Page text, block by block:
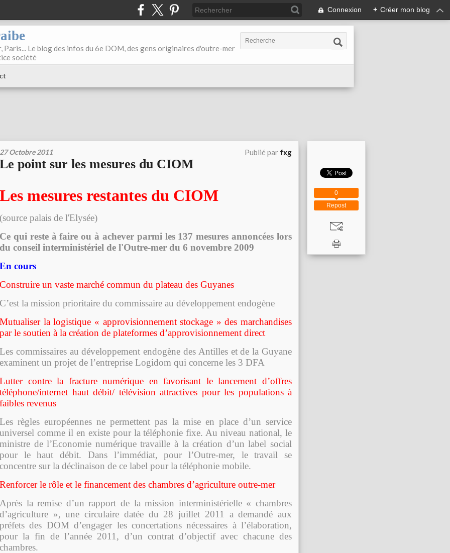
Connexion + Créer mon blog
Paris... Le blog des infos du 6e DOM, des gens originaires d'outre-mer
société
27 Octobre 2011 Publié par fxg
Le point sur les mesures du CIOM
Les mesures restantes du CIOM
(source palais de l'Elysée)
Ce qui reste à faire ou à achever parmi les 137 mesures annoncées lors
du conseil interministériel de l'Outre-mer du 6 novembre 2009
En cours
Construire un vaste marché commun du plateau des Guyanes
C’est la mission prioritaire du commissaire au développement endogène
Mutualiser la logistique « approvisionnement stockage » des marchandises
par le soutien à la création de plateformes d’approvisionnement direct
Les commissaires au développement endogène des Antilles et de la Guyane
examinent un projet de l’entreprise Logidom qui concerne les 3 DFA
Lutter contre la fracture numérique en favorisant le lancement d’offres
téléphone/internet haut débit/ télévision attractives pour les populations à
faibles revenus
Les règles européennes ne permettent pas la mise en place d’un service
universel comme il en existe pour la téléphonie fixe. Au niveau national, le
ministre de l’Economie numérique travaille à la création d’un label social
pour le haut débit. Dans l’immédiat, pour l’Outre-mer, le travail se
concentre sur la déclinaison de ce label pour la téléphonie mobile.
Renforcer le rôle et le financement des chambres d’agriculture outre-mer
Après la remise d’un rapport de la mission interministérielle « chambres
d’agriculture », une circulaire datée du 28 juillet 2011 a demandé aux
préfets des DOM d’engager les concertations nécessaires à l’élaboration,
pour la fin de l’année 2011, d’un contrat d’objectif avec chacune des
chambres.
Repost
0